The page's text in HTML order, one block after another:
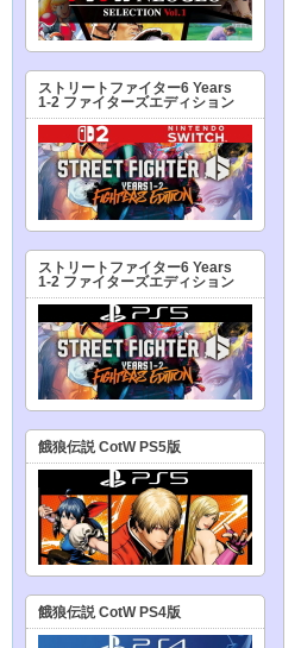
ストリートファイター6 Years
1-2 ファイターズエディション
ストリートファイター6 Years
1-2 ファイターズエディション
餓狼伝説 CotW PS5版
餓狼伝説 CotW PS4版